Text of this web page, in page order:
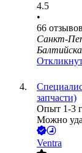
4.5
•
66 отзывов
Санкт-
запчасти)
Опыт 1-3
Можно
Ventra